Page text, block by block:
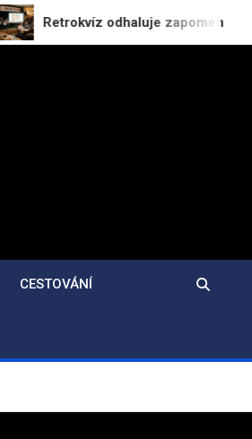
odhaluje zapomenuté reklamy ze
CESTOVÁNÍ